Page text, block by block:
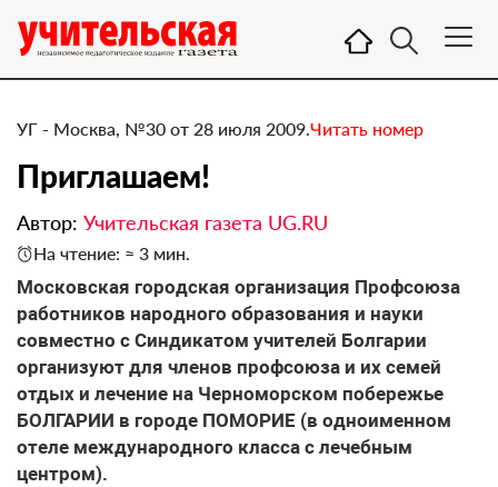
УГ - Москва, №30 от 28 июля 2009.Читать номер
Приглашаем!
Автор: Учительская газета UG.RU
На чтение: ≈ 3 мин.
Московская городская организация Профсоюза
работников народного образования и науки
совместно с Синдикатом учителей Болгарии
организуют для членов профсоюза и их семей
отдых и лечение на Черноморском побережье
БОЛГАРИИ в городе ПОМОРИЕ (в одноименном
отеле международного класса с лечебным
центром).